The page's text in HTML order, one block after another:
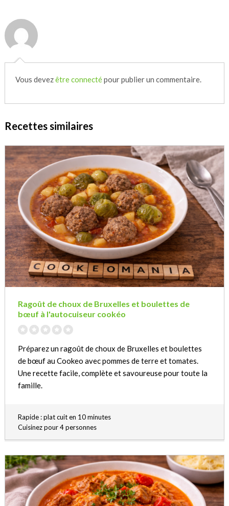
Vous devezêtre connectépour publier un commentaire.
Recettes similaires
Ragoût de choux de Bruxelles et boulettes de
bœuf à l'autocuiseur cookéo
Préparez un ragoût de choux de Bruxelles et boulettes
de bœuf au Cookeo avec pommes de terre et tomates.
Une recette facile, complète et savoureuse pour toute la
famille.
Rapide : plat cuit en 10 minutes
Cuisinez pour 4 personnes